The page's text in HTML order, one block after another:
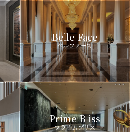
Belle Face
ベルファース
Prime Bliss
プライムブリス